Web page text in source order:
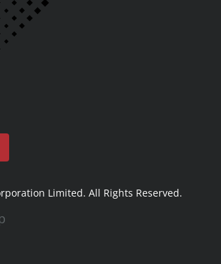
Limited. All Rights Reserved.